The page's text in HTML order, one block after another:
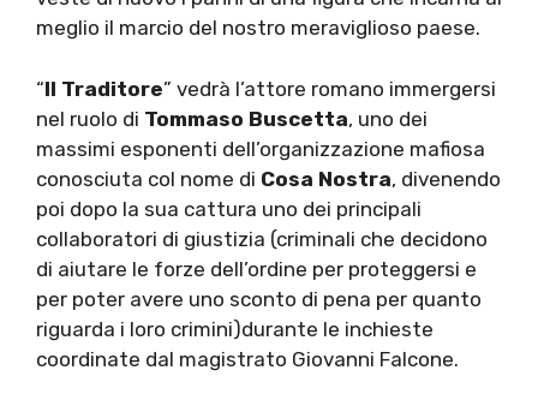
meglio il marcio del nostro meraviglioso paese.
“Il Traditore” vedrà l’attore romano immergersi
nel ruolo di Tommaso Buscetta, uno dei
massimi esponenti dell’organizzazione mafiosa
conosciuta col nome di Cosa Nostra, divenendo
poi dopo la sua cattura uno dei principali
collaboratori di giustizia (criminali che decidono
di aiutare le forze dell’ordine per proteggersi e
per poter avere uno sconto di pena per quanto
riguarda i loro crimini)durante le inchieste
coordinate dal magistrato Giovanni Falcone.